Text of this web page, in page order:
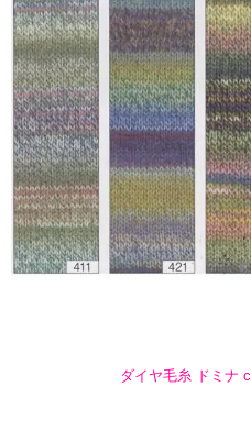
ダイヤ毛糸 ドミナ